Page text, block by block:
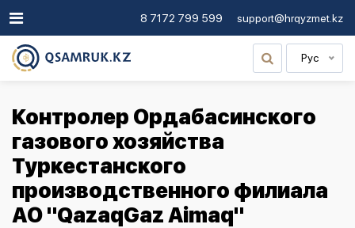
8 7172 799 599 support@hrqyzmet.kz
Рус
Контролер Ордабасинского
газового хозяйства
Туркестанского
производственного филиала
АО "QazaqGaz Aimaq"